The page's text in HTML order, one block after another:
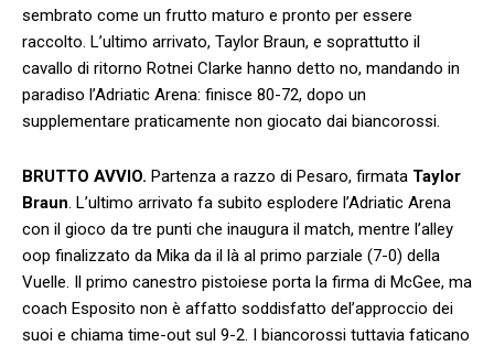
sembrato come un frutto maturo e pronto per essere
raccolto. L’ultimo arrivato, Taylor Braun, e soprattutto il
cavallo di ritorno Rotnei Clarke hanno detto no, mandando in
paradiso l’Adriatic Arena: finisce 80-72, dopo un
supplementare praticamente non giocato dai biancorossi.
BRUTTO AVVIO. Partenza a razzo di Pesaro, firmata Taylor
Braun. L’ultimo arrivato fa subito esplodere l’Adriatic Arena
con il gioco da tre punti che inaugura il match, mentre l’alley
oop finalizzato da Mika da il là al primo parziale (7-0) della
Vuelle. Il primo canestro pistoiese porta la firma di McGee, ma
coach Esposito non è affatto soddisfatto del’approccio dei
suoi e chiama time-out sul 9-2. I biancorossi tuttavia faticano